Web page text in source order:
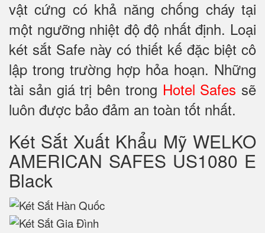
vật cứng có khả năng chống cháy tại
một ngưỡng nhiệt độ độ nhất định. Loại
két sắt Safe này có thiết kế đặc biệt cô
lập trong trường hợp hỏa hoạn. Những
tài sản giá trị bên trong Hotel Safes sẽ
luôn được bảo đảm an toàn tốt nhất.
Két Sắt Xuất Khẩu Mỹ WELKO
AMERICAN SAFES US1080 E
Black